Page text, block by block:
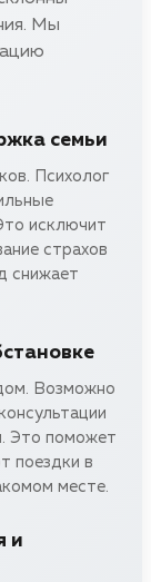
Мы
семьи
Психолог
исключит
страхов
снижает
Возможно
Это поможет
поездки в
месте.
и